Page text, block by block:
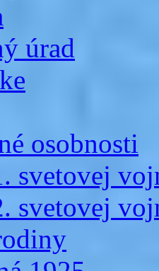
úrad
osobnosti
svetovej
svetovej